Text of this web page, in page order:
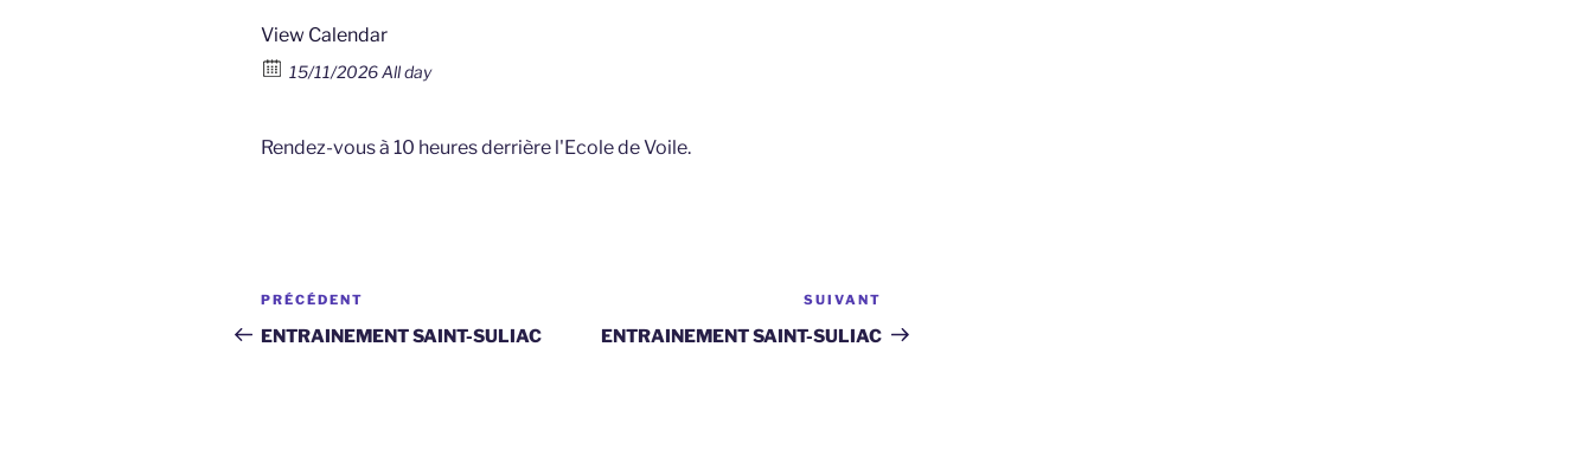
View Calendar
15/11/2026 All day
Rendez-vous à 10 heures derrière l'Ecole de Voile.
Navigation
de
Article
précédent
PRÉCÉDENT
ENTRAINEMENT SAINT-SULIAC
suivant
SUIVANT
ENTRAINEMENT SAINT-SULIAC